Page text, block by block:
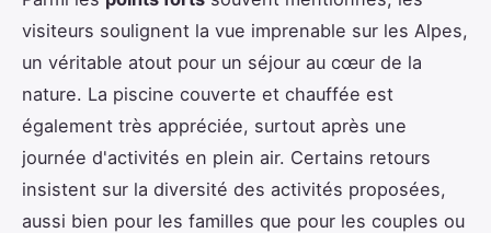
visiteurs soulignent la vue imprenable sur les Alpes,
un véritable atout pour un séjour au cœur de la
nature. La piscine couverte et chauffée est
également très appréciée, surtout après une
journée d'activités en plein air. Certains retours
insistent sur la diversité des activités proposées,
aussi bien pour les familles que pour les couples ou